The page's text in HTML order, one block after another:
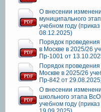
О внесении
муниципального
учебном году
08.12.2025)
Порядок
в Москве в 2025/26
Пр-1001 от
Порядок
Москве в 2025/26
Пр-842 от
О внесении
школьного этапа
учебном году